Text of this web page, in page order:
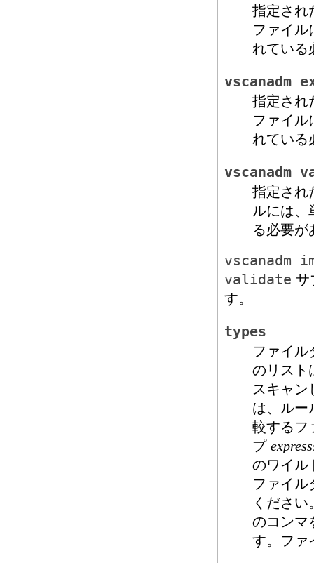
指定され
ファイル
れている
vscanadm
指定され
ファイル
れている
vscanadm
指定され
ルには、
る必要が
vscanadm
validate サ
す。
types
ファイル
のリスト
スキャン
は、ルー
較するフ
プ
のワイル
ファイ
くださ
のコンマ
す。ファ